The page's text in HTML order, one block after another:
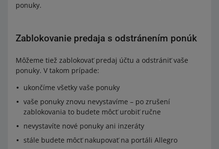
ponuky.
Zablokovanie predaja s odstránením ponúk
Môžeme tiež zablokovať predaj účtu a odstrániť vaše
ponuky. V takom prípade:
ukončíme všetky vaše ponuky
vaše ponuky znovu nevystavíme – po zrušení
zablokovania to budete môcť urobiť ručne
nevystavíte nové ponuky ani inzeráty
stále budete môcť nakupovať na portáli Allegro